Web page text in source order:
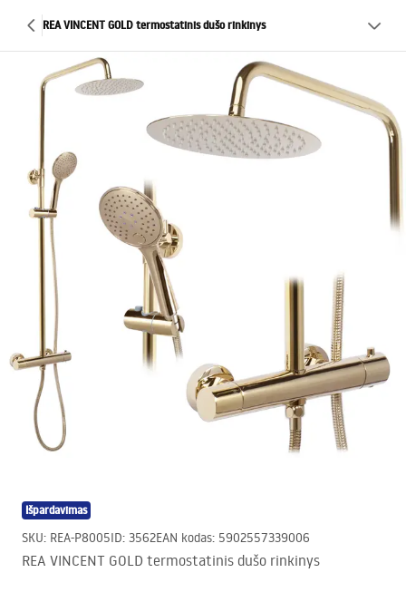
REA VINCENT GOLD termostatinis dušo rinkinys
Išpardavimas
SKU: REA-P8005ID: 3562EAN kodas: 5902557339006
REA VINCENT GOLD termostatinis dušo rinkinys